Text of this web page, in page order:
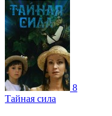
8
Тайная сила